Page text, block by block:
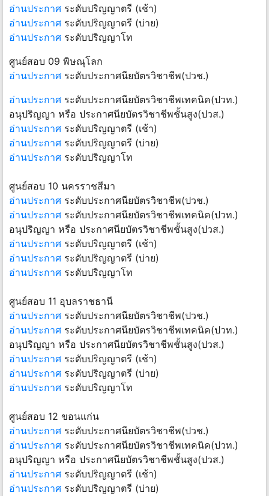
อ่านประกาศ ระดับปริญญาตรี (เช้า)
อ่านประกาศ ระดับปริญญาตรี (บ่าย)
อ่านประกาศ ระดับปริญญาโท
ศูนย์สอบ 09 พิษณุโลก
อ่านประกาศ ระดับประกาศนียบัตรวิชาชีพ(ปวช.)
อ่านประกาศ ระดับประกาศนียบัตรวิชาชีพเทคนิค(ปวท.)
อนุปริญญา หรือ ประกาศนียบัตรวิชาชีพชั้นสูง(ปวส.)
อ่านประกาศ ระดับปริญญาตรี (เช้า)
อ่านประกาศ ระดับปริญญาตรี (บ่าย)
อ่านประกาศ ระดับปริญญาโท
ศูนย์สอบ 10 นครราชสีมา
อ่านประกาศ ระดับประกาศนียบัตรวิชาชีพ(ปวช.)
อ่านประกาศ ระดับประกาศนียบัตรวิชาชีพเทคนิค(ปวท.)
อนุปริญญา หรือ ประกาศนียบัตรวิชาชีพชั้นสูง(ปวส.)
อ่านประกาศ ระดับปริญญาตรี (เช้า)
อ่านประกาศ ระดับปริญญาตรี (บ่าย)
อ่านประกาศ ระดับปริญญาโท
ศูนย์สอบ 11 อุบลราชธานี
อ่านประกาศ ระดับประกาศนียบัตรวิชาชีพ(ปวช.)
อ่านประกาศ ระดับประกาศนียบัตรวิชาชีพเทคนิค(ปวท.)
อนุปริญญา หรือ ประกาศนียบัตรวิชาชีพชั้นสูง(ปวส.)
อ่านประกาศ ระดับปริญญาตรี (เช้า)
อ่านประกาศ ระดับปริญญาตรี (บ่าย)
อ่านประกาศ ระดับปริญญาโท
ศูนย์สอบ 12 ขอนแก่น
อ่านประกาศ ระดับประกาศนียบัตรวิชาชีพ(ปวช.)
อ่านประกาศ ระดับประกาศนียบัตรวิชาชีพเทคนิค(ปวท.)
อนุปริญญา หรือ ประกาศนียบัตรวิชาชีพชั้นสูง(ปวส.)
อ่านประกาศ ระดับปริญญาตรี (เช้า)
อ่านประกาศ ระดับปริญญาตรี (บ่าย)